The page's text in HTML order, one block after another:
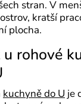
stran. V
kratší
plocha.
rohové
kuchyně do U je